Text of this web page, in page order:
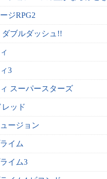
ジRPG2
ブルダッシュ!!
3
スーパースターズ
レッド
ージョン
イム
イム3